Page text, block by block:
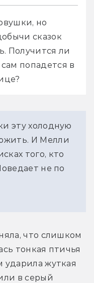
но
сказок
Получится ли
попадется в
эту холодную
И Мелли
того, кто
не по
что слишком
тонкая птичья
ударила жуткая
в серый